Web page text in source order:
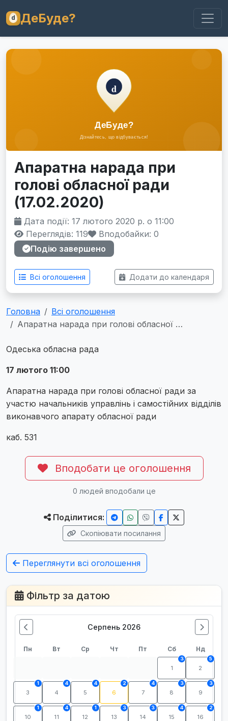
ДеБуде?
Апаратна нарада при
голові обласної ради
(17.02.2020)
Дата події: 17 лютого 2020 р. о 11:00
Переглядів: 119
Вподобайки: 0
Подію завершено
Всі оголошення Додати до календаря
Головна
Всі оголошення
Апаратна нарада при голові обласної …
Одеська обласна рада
17 лютого 11:00
Апаратна нарада при голові обласної ради за
участю начальників управлінь і самостійних відділів
виконавчого апарату обласної ради
каб. 531
Вподобати це оголошення
0 людей вподобали це
Поділитися:
Скопіювати посилання
Переглянути всі оголошення
Фільтр за датою
Серпень 2026
Пн Вт Ср Чт Пт Сб Нд
1
3
2
5
3
1
4
4
5
4
6
2
7
4
8
3
9
3
10
1
11
4
12
1
13
3
14
3
15
4
16
2